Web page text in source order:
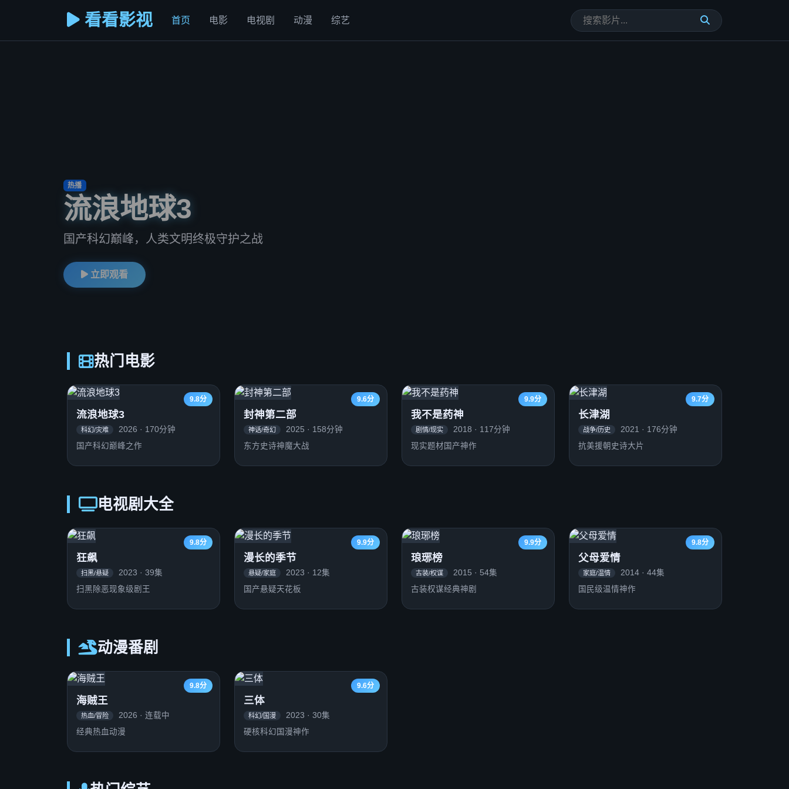
看看影视 首页 电影 电视剧 动漫 综艺
热播
流浪地球3
国产科幻巅峰，人类文明终极守护之战
立即观看
热门电影
9.8分
流浪地球3
科幻/灾难
2026 · 170分钟
国产科幻巅峰之作
9.6分
封神第二部
神话/奇幻
2025 · 158分钟
东方史诗神魔大战
9.9分
我不是药神
剧情/现实
2018 · 117分钟
现实题材国产神作
9.7分
长津湖
战争/历史
2021 · 176分钟
抗美援朝史诗大片
电视剧大全
9.8分
狂飙
扫黑/悬疑
2023 · 39集
扫黑除恶现象级剧王
9.9分
漫长的季节
悬疑/家庭
2023 · 12集
国产悬疑天花板
9.9分
琅琊榜
古装/权谋
2015 · 54集
古装权谋经典神剧
9.8分
父母爱情
家庭/温情
2014 · 44集
国民级温情神作
动漫番剧
9.8分
海贼王
热血/冒险
2026 · 连载中
经典热血动漫
9.6分
三体
科幻/国漫
2023 · 30集
硬核科幻国漫神作